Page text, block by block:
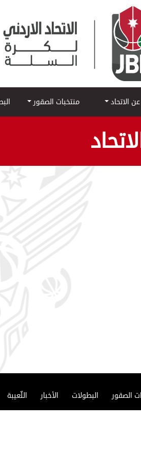
عن الاتحاد منتخبات الصقور
الصقور البطولات الأخبار اللّعيبة